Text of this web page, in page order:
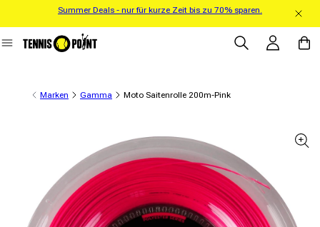
zum Inhalt
Summer Deals - nur für kurze Zeit bis zu 70% sparen.
Einloggen
Marken Gamma Moto Saitenrolle 200m-Pink